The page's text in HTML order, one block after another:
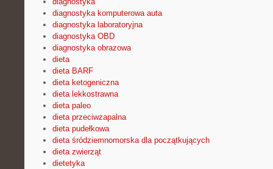
diagnostyka komputerowa auta
diagnostyka laboratoryjna
diagnostyka OBD
diagnostyka obrazowa
dieta
dieta BARF
dieta ketogeniczna
dieta lekkostrawna
dieta paleo
dieta przeciwzapalna
dieta pudełkowa
dieta śródziemnomorska dla początkujących
dieta zwierząt
dietetyka